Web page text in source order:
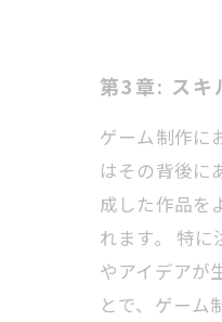
第3章: スキ
ゲーム制作に
はその背後に
成した作品を
れます。 特
やアイデアが
とで、ゲーム